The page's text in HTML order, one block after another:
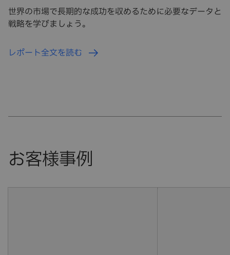
世界の市場で長期的な成功を収めるために必要なデータと
戦略を学びましょう。
レポート全文を読む